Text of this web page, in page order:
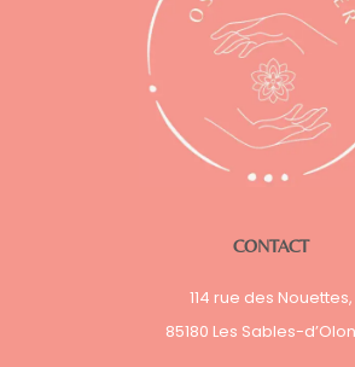
CONTACT
114 rue des Nouettes,
85180 Les Sables-